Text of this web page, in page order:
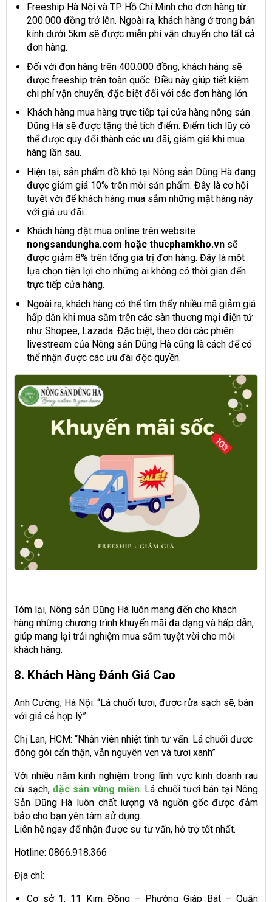
Freeship Hà Nội và TP. Hồ Chí Minh cho đơn hàng từ
200.000 đồng trở lên. Ngoài ra, khách hàng ở trong bán
kính dưới 5km sẽ được miễn phí vận chuyển cho tất cả
đơn hàng.
Đối với đơn hàng trên 400.000 đồng, khách hàng sẽ
được freeship trên toàn quốc. Điều này giúp tiết kiệm
chi phí vận chuyển, đặc biệt đối với các đơn hàng lớn.
Khách hàng mua hàng trực tiếp tại cửa hàng nông sản
Dũng Hà sẽ được tặng thẻ tích điểm. Điểm tích lũy có
thể được quy đổi thành các ưu đãi, giảm giá khi mua
hàng lần sau.
Hiện tại, sản phẩm đồ khô tại Nông sản Dũng Hà đang
được giảm giá 10% trên mỗi sản phẩm. Đây là cơ hội
tuyệt vời để khách hàng mua sắm những mặt hàng này
với giá ưu đãi.
Khách hàng đặt mua online trên website
nongsandungha.com hoặc thucphamkho.vn sẽ
được giảm 8% trên tổng giá trị đơn hàng. Đây là một
lựa chọn tiện lợi cho những ai không có thời gian đến
trực tiếp cửa hàng.
Ngoài ra, khách hàng có thể tìm thấy nhiều mã giảm giá
hấp dẫn khi mua sắm trên các sàn thương mại điện tử
như Shopee, Lazada. Đặc biệt, theo dõi các phiên
livestream của Nông sản Dũng Hà cũng là cách để có
thể nhận được các ưu đãi độc quyền.
Tóm lại, Nông sản Dũng Hà luôn mang đến cho khách
hàng những chương trình khuyến mãi đa dạng và hấp dẫn,
giúp mang lại trải nghiệm mua sắm tuyệt vời cho mỗi
khách hàng.
8. Khách Hàng Đánh Giá Cao
Anh Cường, Hà Nội: “Lá chuối tươi, được rửa sạch sẽ, bán
với giá cả hợp lý”
Chị Lan, HCM: “Nhân viên nhiệt tình tư vấn. Lá chuối được
đóng gói cẩn thận, vẫn nguyên vẹn và tươi xanh”
Với nhiều năm kinh nghiệm trong lĩnh vực kinh doanh rau
củ sạch, đặc sản vùng miền. Lá chuối tươi bán tại Nông
Sản Dũng Hà luôn chất lượng và nguồn gốc được đảm
bảo cho bạn yên tâm sử dụng.
Liên hệ ngay để nhận được sự tư vấn, hỗ trợ tốt nhất.
Hotline: 0866.918.366
Địa chỉ:
Cơ sở 1: 11 Kim Đồng – Phường Giáp Bát – Quận